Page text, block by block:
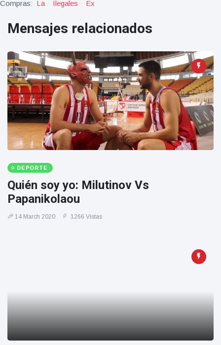
octubre!
8 May
7432
feiert ihren
99.
Geburtstag
und tanzt
zu
Mariachi-
Band
8 May
1133
Vistas
Compras: La Ilegales Ex
Mensajes relacionados
DEPORTE
Quién soy yo: Milutinov Vs
Papanikolaou
14 March 2020 1266 Vistas